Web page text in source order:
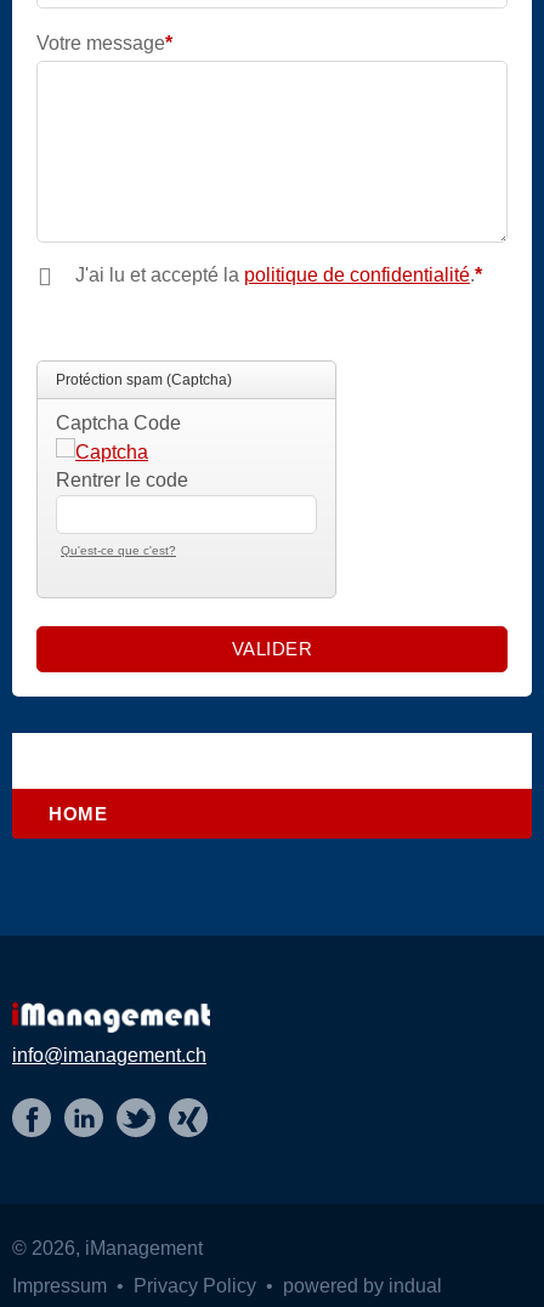
Votre message*
J'ai lu et accepté la politique de confidentialité.*
Protéction spam (Captcha)
Captcha Code
Rentrer le code
Qu'est-ce que c'est?
HOME
info@imanagement.ch
f i t x
© 2026, iManagement
Impressum • Privacy Policy • powered by indual